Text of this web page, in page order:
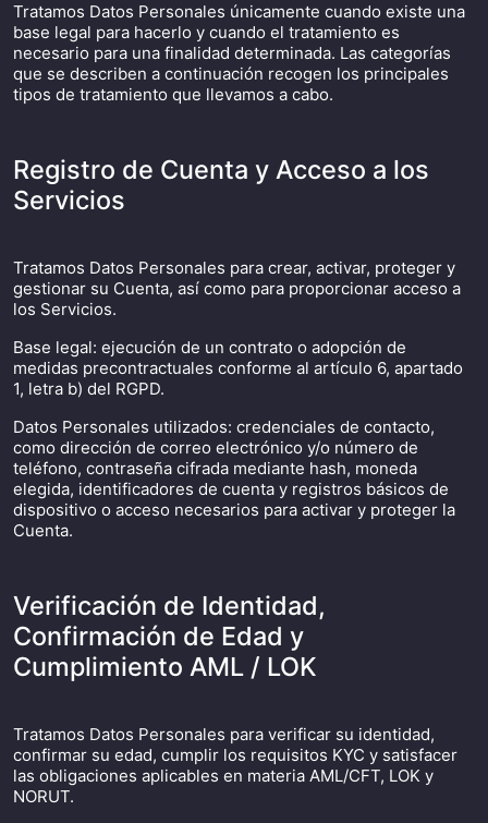
Tratamos Datos Personales únicamente cuando existe una
base legal para hacerlo y cuando el tratamiento es
necesario para una finalidad determinada. Las categorías
que se describen a continuación recogen los principales
tipos de tratamiento que llevamos a cabo.
Registro de Cuenta y Acceso a los
Servicios
Tratamos Datos Personales para crear, activar, proteger y
gestionar su Cuenta, así como para proporcionar acceso a
los Servicios.
Base legal: ejecución de un contrato o adopción de
medidas precontractuales conforme al artículo 6, apartado
1, letra b) del RGPD.
Datos Personales utilizados: credenciales de contacto,
como dirección de correo electrónico y/o número de
teléfono, contraseña cifrada mediante hash, moneda
elegida, identificadores de cuenta y registros básicos de
dispositivo o acceso necesarios para activar y proteger la
Cuenta.
Verificación de Identidad,
Confirmación de Edad y
Cumplimiento AML / LOK
Tratamos Datos Personales para verificar su identidad,
confirmar su edad, cumplir los requisitos KYC y satisfacer
las obligaciones aplicables en materia AML/CFT, LOK y
NORUT.